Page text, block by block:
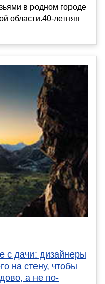
в родном городе
области.40-летняя
с дачи: дизайнеры
на стену, чтобы
а не по-